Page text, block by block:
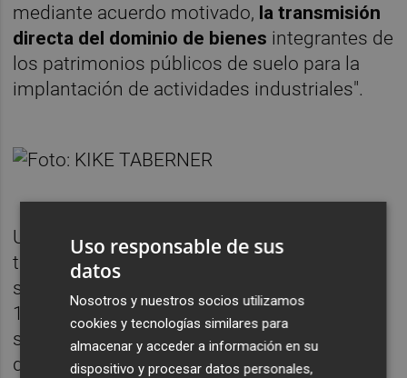
mediante acuerdo motivado, la transmisión
directa del dominio de bienes integrantes de
los patrimonios públicos de suelo para la
implantación de actividades industriales".
Una modificación que, de esta manera, y a
través del citado "carácter excepcional",
sorteaba otros apartados del citado artículo
105 que exponían la opción de concurso o
subasta como fórmula para la transmisión
de patrimonio público.
Uso responsable de sus
datos
Nosotros y nuestros socios utilizamos
cookies y tecnologías similares para
almacenar y acceder a información en su
dispositivo y procesar datos personales,